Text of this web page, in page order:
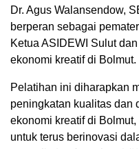
Dr. Agus Walansendow,
berperan sebagai
Ketua ASIDEWI Sulut
ekonomi kreatif di Bolmut.
Pelatihan ini diharapkan
peningkatan kualitas dan
ekonomi kreatif di
untuk terus berinovasi